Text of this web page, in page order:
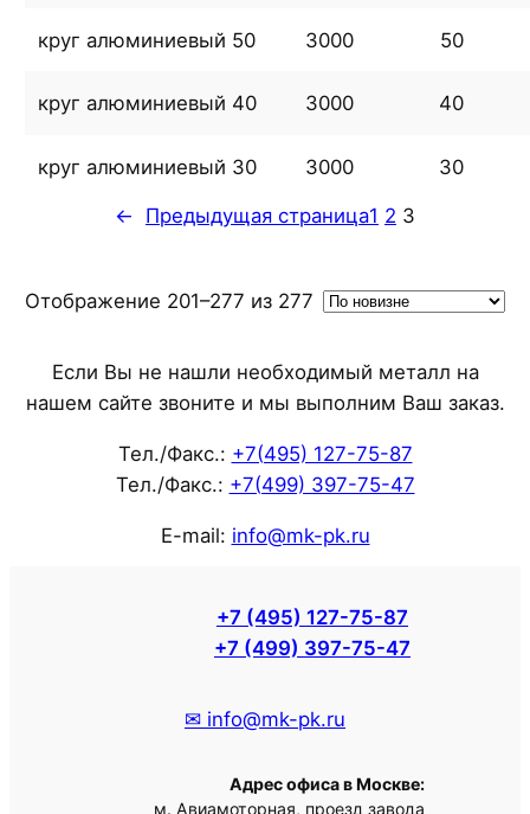
круг алюминиевый 50 3000 50
круг алюминиевый 40 3000 40
круг алюминиевый 30 3000 30
← Предыдущая страница1 2 3
Отображение 201–277 из 277 Сортировка:
недавние
Если Вы не нашли необходимый металл на
нашем сайте звоните и мы выполним Ваш заказ.
Тел./Факс.: +7(495) 127-75-87
Тел./Факс.: +7(499) 397-75-47
E-mail: info@mk-pk.ru
+7 (495) 127-75-87
+7 (499) 397-75-47
✉ info@mk-pk.ru
Адрес офиса в Москве:
м. Авиамоторная, проезд завода